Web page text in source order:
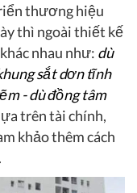
thương hiệu
thì ngoài thiết kế
nhau như: dù
sắt dơn tĩnh
- dù đồng tâm
trên tài chính,
khảo thêm cách